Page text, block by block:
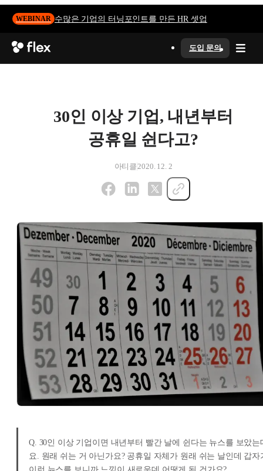
WEBINAR 수많은 기업의 터닝포인트를 만든 HR 셋업
도입 문의
30인 이상 기업, 내년부터
공휴일 쉰다고?
아티클 2020. 12. 2
Q. 30인 이상 기업이면 내년부터 빨간 날에 쉰다는 뉴스를 보았는
요. 원래 쉬는 거 아닌가요? 공휴일 자체가 원래 쉬는 날인데 갑자